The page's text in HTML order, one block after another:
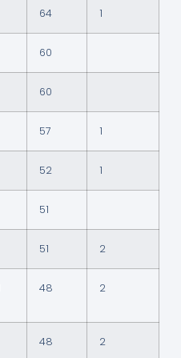
64 1
60
60
57 1
52 1
51
51 2
48 2
48 2